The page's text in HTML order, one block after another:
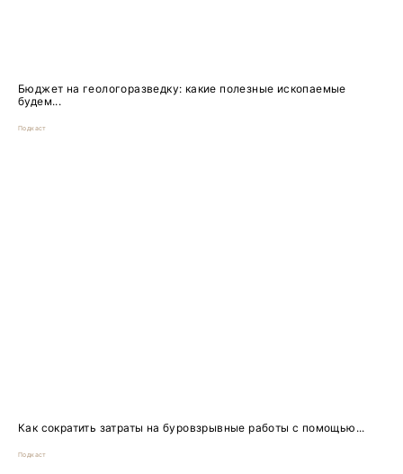
Бюджет на геологоразведку: какие полезные ископаемые
будем...
Подкаст
Как сократить затраты на буровзрывные работы с помощью...
Подкаст